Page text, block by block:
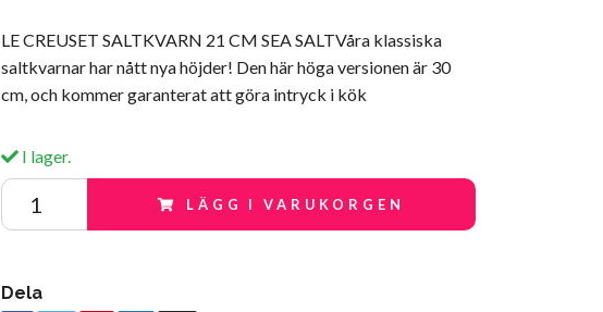
LE CREUSET SALTKVARN 21 CM SEA SALTVåra klassiska
saltkvarnar har nått nya höjder! Den här höga versionen är 30
cm, och kommer garanterat att göra intryck i kök
I lager.
LÄGG I VARUKORGEN
Dela